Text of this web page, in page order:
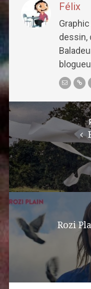
Félix
dessin,
Post
navigation
Rozi